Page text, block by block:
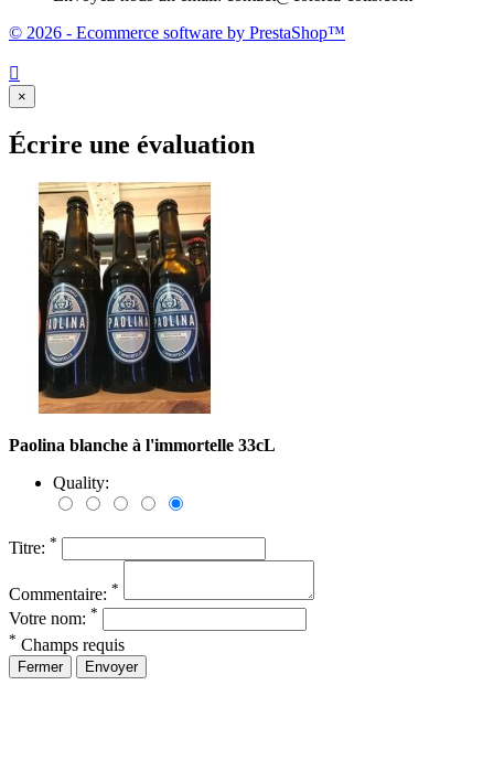
© 2026 - Ecommerce software by PrestaShop™

×
Écrire une évaluation
Paolina blanche à l'immortelle 33cL
Quality:
Titre: *
Commentaire: *
Votre nom: *
* Champs requis
Fermer Envoyer